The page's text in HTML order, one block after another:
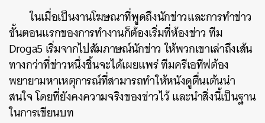
ในเมื่อเป็นงานโฆษณาที่พูดถึงนักข่าวและการทำข่าว
ขั้นตอนแรกของการทำงานก็ต้องเริ่มที่ห้องข่าวทีม
Droga5เริ่มจากไปสัมภาษณ์นักข่าวให้พวกเขาเล่าถึงเส้น
ทางกว่าที่ข่าวหนึ่งชิ้นจะได้เผยแพร่ทีมครีเอทีฟต้อง
พยายามหาเหตุการณ์ที่สามารถทำให้หนังดูตื่นเต้นน่า
สนใจโดยที่ยังคงความจริงของข่าวไว้และนำสิ่งนี้เป็นฐาน
ในการเขียนบท